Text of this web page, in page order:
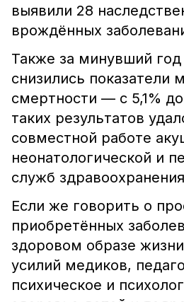
выявили 28
врождённых
Также за минувший
снизились показатели
смертности — с 5,1%
таких результатов
совместной работе
неонатологической и
служб
Если же говорить о
приобретённых
здоровом образе
усилий медиков,
психическое и